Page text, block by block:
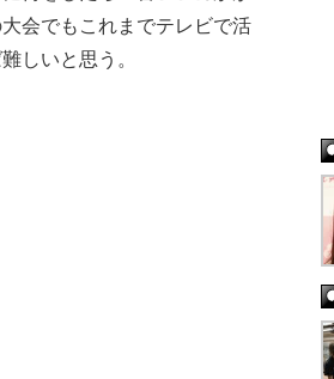
会でもこれまでテレビで活
しいと思う。